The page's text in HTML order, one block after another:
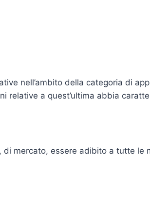
nell’ambito della categoria di
relative a quest’ultima abbia
mercato, essere adibito a tutte le